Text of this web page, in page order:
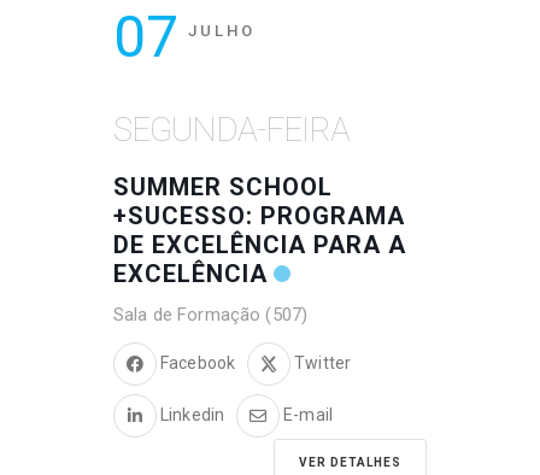
07 JULHO
SEGUNDA-FEIRA
SUMMER SCHOOL
+SUCESSO: PROGRAMA
DE EXCELÊNCIA PARA A
EXCELÊNCIA
Sala de Formação (507)
Facebook Twitter
Linkedin E-mail
VER DETALHES